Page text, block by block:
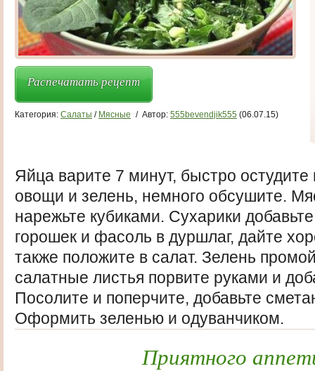
Распечатать рецепт
Категория: Салаты / Мясные / Автор: 555bevendjik555 (06.07.15)
Яйца варите 7 минут, быстро
овощи и зелень, немного обсушите.
нарежьте кубиками. Сухарики
горошек и фасоль в дуршлаг, дайте
также положите в салат. Зелень
салатные листья порвите руками и
Посолите и поперчите, добавьте
Оформить зеленью и одуванчиком.
Приятного